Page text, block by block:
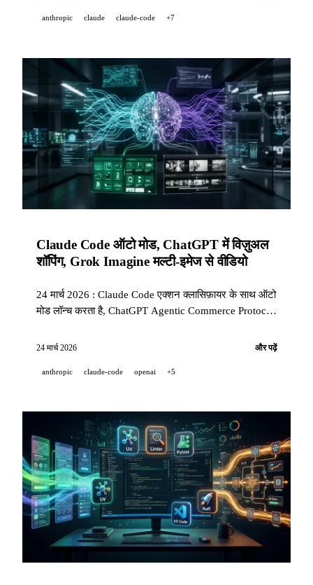
ट्रैक्स जेनरेट करता है.
anthropic claude claude-code +7
Claude Code ऑटो मोड, ChatGPT में विज़ुअल
शॉपिंग, Grok Imagine मल्टी-इमेज से वीडियो
24 मार्च 2026 : Claude Code एक्शन क्लासिफ़ायर के साथ ऑटो
मोड लॉन्च करता है, ChatGPT Agentic Commerce Protocol
API पर मल्टी-इमेज से वीडियो जेनरेशन के लिए खोलता है।
24 मार्च 2026 और पढ़ें
anthropic claude-code openai +5